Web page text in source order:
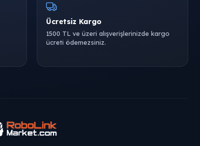
Ücretsiz Kargo
1500 TL ve üzeri alışverişlerinizde kargo
ücreti ödemezsiniz.